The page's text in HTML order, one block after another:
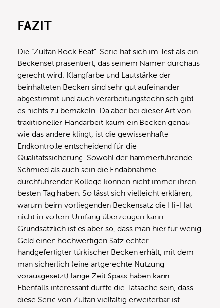
FAZIT
Die “Zultan Rock Beat”-Serie hat sich im Test als ein
Beckenset präsentiert, das seinem Namen durchaus
gerecht wird. Klangfarbe und Lautstärke der
beinhalteten Becken sind sehr gut aufeinander
abgestimmt und auch verarbeitungstechnisch gibt
es nichts zu bemäkeln. Da aber bei dieser Art von
traditioneller Handarbeit kaum ein Becken genau
wie das andere klingt, ist die gewissenhafte
Endkontrolle entscheidend für die
Qualitätssicherung. Sowohl der hammerführende
Schmied als auch sein die Endabnahme
durchführender Kollege können nicht immer ihren
besten Tag haben. So lässt sich vielleicht erklären,
warum beim vorliegenden Beckensatz die Hi-Hat
nicht in vollem Umfang überzeugen kann.
Grundsätzlich ist es aber so, dass man hier für wenig
Geld einen hochwertigen Satz echter
handgefertigter türkischer Becken erhält, mit dem
man sicherlich (eine artgerechte Nutzung
vorausgesetzt) lange Zeit Spass haben kann.
Ebenfalls interessant dürfte die Tatsache sein, dass
diese Serie von Zultan vielfältig erweiterbar ist.